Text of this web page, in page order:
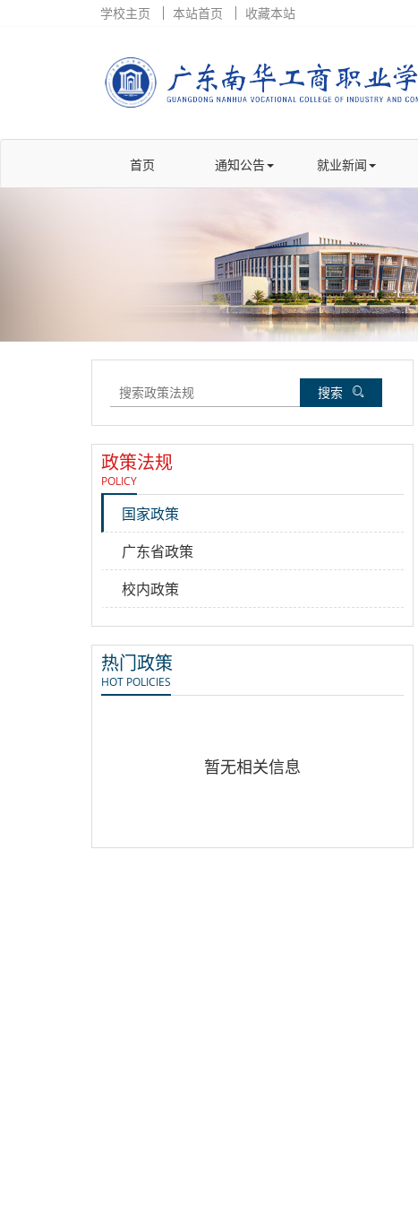
学校主页 本站首页 收藏本站
首页 通知公告 就业新闻
搜索
政策法规
POLICY
国家政策
广东省政策
校内政策
热门政策
HOT POLICIES
暂无相关信息